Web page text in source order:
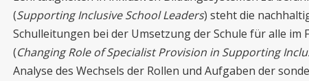
(Supporting Inclusive School Leaders) steht die
Schulleitungen bei der Umsetzung der Schule für alle im
(Changing Role of Specialist Provision in Supporting
Analyse des Wechsels der Rollen und Aufgaben der